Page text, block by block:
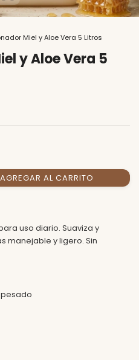
Miel y Aloe Vera 5 Litros
y Aloe Vera 5
uso diario. Suaviza y
manejable y ligero. Sin